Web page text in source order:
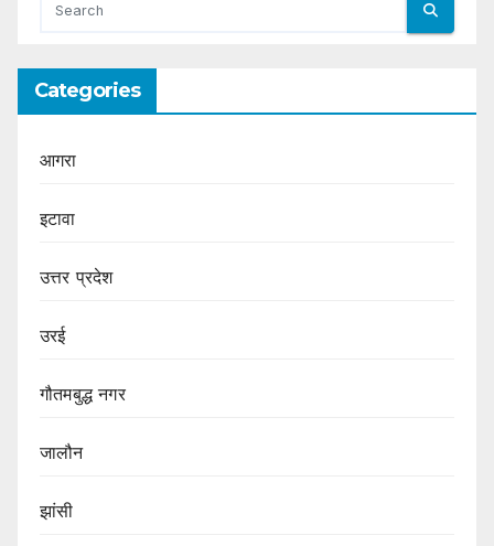
Categories
आगरा
इटावा
उत्तर प्रदेश
उरई
गौतमबुद्ध नगर
जालौन
झांसी